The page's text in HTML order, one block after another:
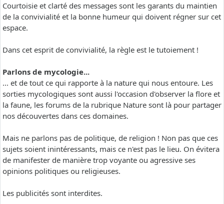
Courtoisie et clarté des messages sont les garants du maintien
de la convivialité et la bonne humeur qui doivent régner sur cet
espace.
Dans cet esprit de convivialité, la règle est le tutoiement !
Parlons de mycologie...
... et de tout ce qui rapporte à la nature qui nous entoure. Les
sorties mycologiques sont aussi l'occasion d'observer la flore et
la faune, les forums de la rubrique Nature sont là pour partager
nos découvertes dans ces domaines.
Mais ne parlons pas de politique, de religion ! Non pas que ces
sujets soient inintéressants, mais ce n'est pas le lieu. On évitera
de manifester de manière trop voyante ou agressive ses
opinions politiques ou religieuses.
Les publicités sont interdites.